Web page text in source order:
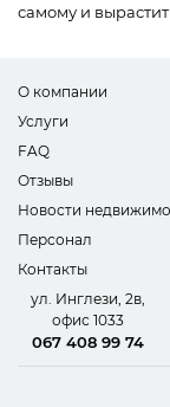
самому и
О компании
Услуги
FAQ
Отзывы
Новости
Персонал
Контакты
ул. Инглези, 2в,
офис 1033
067 408 99 74